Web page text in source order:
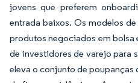
jovens que preferem
entrada baixos. Os modelos
produtos negociados em bolsa
de investidores de varejo para
eleva o conjunto de poupanças